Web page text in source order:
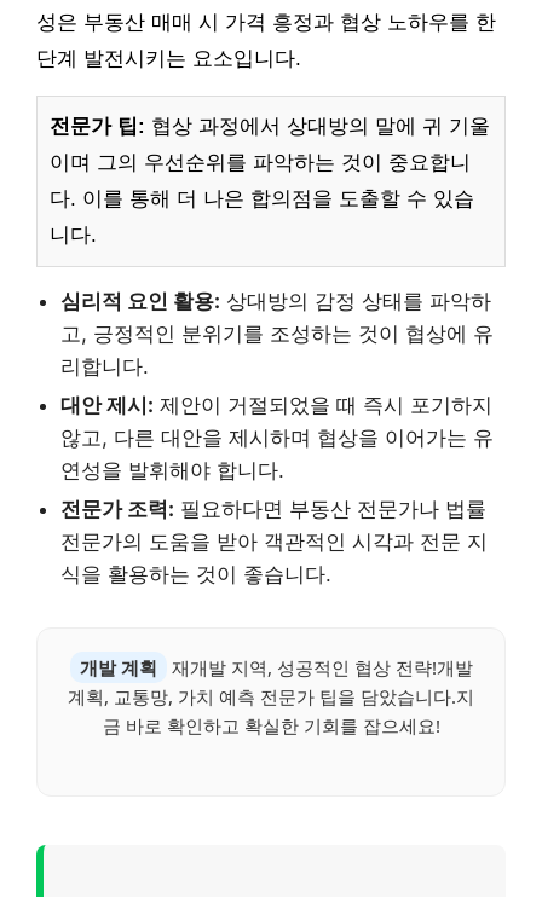
성은 부동산 매매 시 가격 흥정과 협상 노하우를 한
단계 발전시키는 요소입니다.
전문가 팁: 협상 과정에서 상대방의 말에 귀 기울
이며 그의 우선순위를 파악하는 것이 중요합니
다. 이를 통해 더 나은 합의점을 도출할 수 있습
니다.
심리적 요인 활용: 상대방의 감정 상태를 파악하
고, 긍정적인 분위기를 조성하는 것이 협상에 유
리합니다.
대안 제시: 제안이 거절되었을 때 즉시 포기하지
않고, 다른 대안을 제시하며 협상을 이어가는 유
연성을 발휘해야 합니다.
전문가 조력: 필요하다면 부동산 전문가나 법률
전문가의 도움을 받아 객관적인 시각과 전문 지
식을 활용하는 것이 좋습니다.
개발 계획
재개발 지역, 성공적인 협상 전략!개발
계획, 교통망, 가치 예측 전문가 팁을 담았습니다.지
금 바로 확인하고 확실한 기회를 잡으세요!